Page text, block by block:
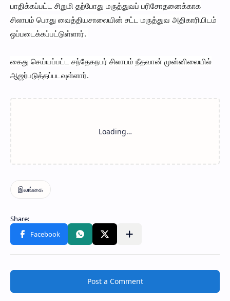
பாதிக்கப்பட்ட சிறுமி தற்போது மருத்துவப் பரிசோதனைக்காக
சிலாபம் பொது வைத்தியசாலையின் சட்ட மருத்துவ அதிகாரியிடம்
ஒப்படைக்கப்பட்டுள்ளார்.
கைது செய்யப்பட்ட சந்தேகநபர் சிலாபம் நீதவான் முன்னிலையில்
ஆஜர்படுத்தப்படவுள்ளார்.
Post a Comment